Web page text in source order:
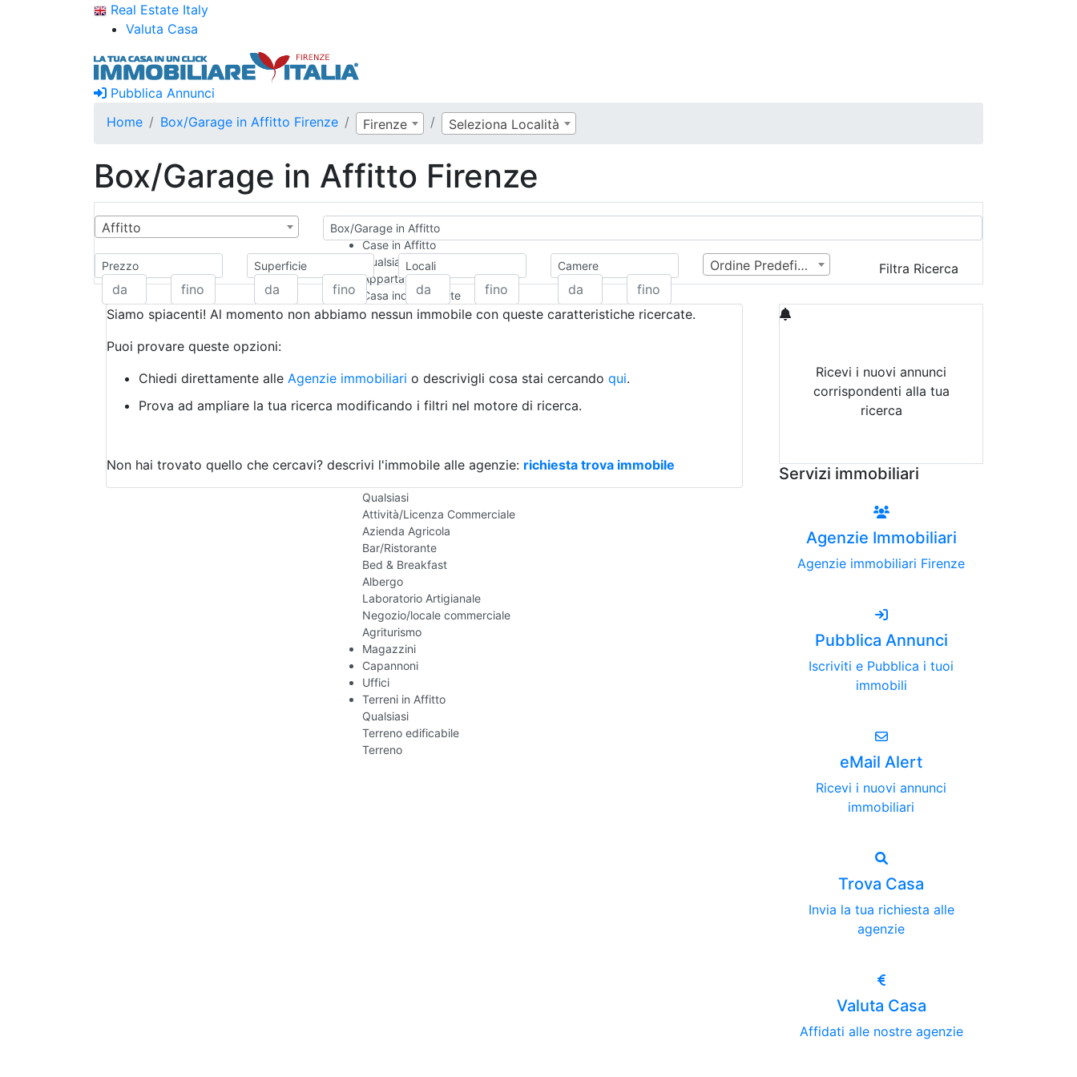
Real Estate Italy
Valuta Casa
Pubblica Annunci
Home
Box/Garage in Affitto Firenze Firenze Seleziona Località
Box/Garage in Affitto Firenze
Affitto
Box/Garage in Affitto
Case in Affitto
Qualsiasi
Appartamento
Casa indipendente
Casa Semi-indipendente
Rustico/Casale
Camera d'Albergo
Box/Garage
Qualsiasi
Attività/Licenza Commerciale
Azienda Agricola
Bar/Ristorante
Bed & Breakfast
Albergo
Laboratorio Artigianale
Negozio/locale commerciale
Agriturismo
Magazzini
Capannoni
Uffici
Terreni in Affitto
Qualsiasi
Terreno edificabile
Terreno
Prezzo Superficie Locali Camere Ordine Predefinito Filtra Ricerca
Siamo spiacenti! Al momento non abbiamo nessun immobile con queste caratteristiche ricercate.
Puoi provare queste opzioni:
Chiedi direttamente alle Agenzie immobiliari o descrivigli cosa stai cercando qui.
Prova ad ampliare la tua ricerca modificando i filtri nel motore di ricerca.
Non hai trovato quello che cercavi? descrivi l'immobile alle agenzie: richiesta trova immobile
Ricevi i nuovi annunci
corrispondenti alla tua
ricerca
Servizi immobiliari
Agenzie Immobiliari
Agenzie immobiliari Firenze
Pubblica Annunci
Iscriviti e Pubblica i tuoi
immobili
eMail Alert
Ricevi i nuovi annunci
immobiliari
Trova Casa
Invia la tua richiesta alle
agenzie
Valuta Casa
Affidati alle nostre agenzie